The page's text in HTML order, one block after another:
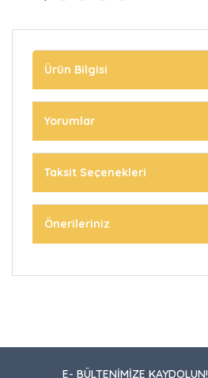
Ürün Bilgisi
Yorumlar
Taksit Seçenekleri
Önerileriniz
E- BÜLTENİMİZE KAYDOLUN!